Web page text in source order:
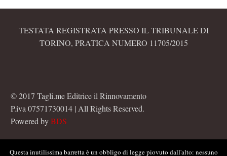
TESTATA REGISTRATA PRESSO IL TRIBUNALE DI
TORINO, PRATICA NUMERO 11705/2015
© 2017 Tagli.me Editrice il Rinnovamento
P.iva 07571730014 | All Rights Reserved.
Powered byBDS
Questa inutilissima barretta è un obbligo di legge piovuto dall'alto: nessuno